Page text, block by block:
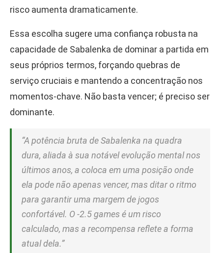
risco aumenta dramaticamente.
Essa escolha sugere uma confiança robusta na
capacidade de Sabalenka de dominar a partida em
seus próprios termos, forçando quebras de
serviço cruciais e mantendo a concentração nos
momentos-chave. Não basta vencer; é preciso ser
dominante.
“A potência bruta de Sabalenka na quadra
dura, aliada à sua notável evolução mental nos
últimos anos, a coloca em uma posição onde
ela pode não apenas vencer, mas ditar o ritmo
para garantir uma margem de jogos
confortável. O -2.5 games é um risco
calculado, mas a recompensa reflete a forma
atual dela.”